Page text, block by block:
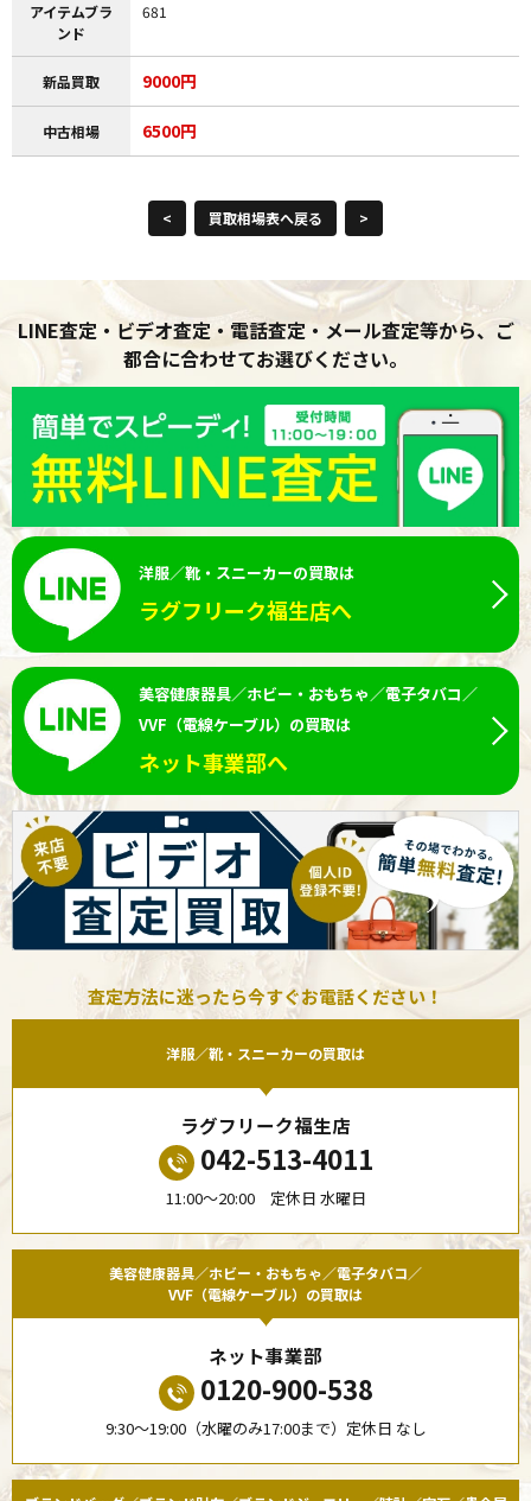
アイテムブラ
ンド
681
新品買取 9000円
中古相場 6500円
< 買取相場表へ戻る >
LINE査定・ビデオ査定・電話査定・メール査定等から、ご
都合に合わせてお選びください。
洋服／靴・スニーカーの買取は
ラグフリーク福生店へ
美容健康器具／ホビー・おもちゃ／電子タバコ／
VVF（電線ケーブル）の買取は
ネット事業部へ
査定方法に迷ったら今すぐお電話ください！
洋服／靴・スニーカーの買取は
ラグフリーク福生店
042-513-4011
11:00〜20:00 定休日 水曜日
美容健康器具／ホビー・おもちゃ／電子タバコ／
VVF（電線ケーブル）の買取は
ネット事業部
0120-900-538
9:30〜19:00（水曜のみ17:00まで）定休日 なし